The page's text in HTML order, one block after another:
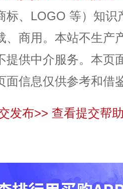
标、LOGO 等）知
、商用。本站不生产
提供中介服务。本页
面信息仅供参考和借
发布>> 查看提交帮